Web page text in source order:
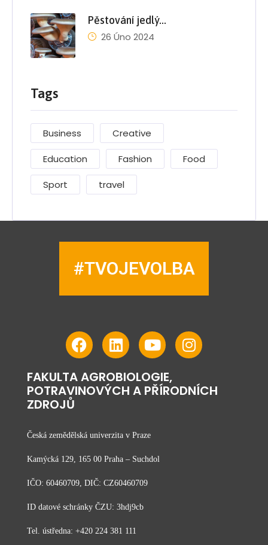
Pěstování jedlý…
26 Úno 2024
Tags
Business Creative
Education Fashion Food
Sport travel
#TVOJEVOLBA
FAKULTA AGROBIOLOGIE,
POTRAVINOVÝCH A PŘÍRODNÍCH
ZDROJŮ
Česká zemědělská univerzita v Praze
Kamýcká 129, 165 00 Praha – Suchdol
IČO: 60460709, DIČ: CZ60460709
ID datové schránky ČZU: 3hdj9cb
Tel. ústředna: +420 224 381 111